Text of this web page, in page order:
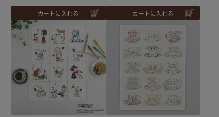
カートに入れる カートに入れる